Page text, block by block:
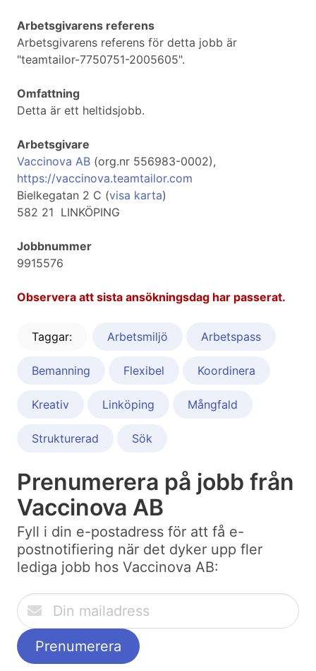
Arbetsgivarens referens
Arbetsgivarens referens för detta jobb är
"teamtailor-7750751-2005605".
Omfattning
Detta är ett heltidsjobb.
Arbetsgivare
Vaccinova AB (org.nr 556983-0002),
https://vaccinova.teamtailor.com
Bielkegatan 2 C (visa karta)
582 21 LINKÖPING
Jobbnummer
9915576
Observera att sista ansökningsdag har passerat.
Taggar: Arbetsmiljö Arbetspass
Bemanning Flexibel Koordinera
Kreativ Linköping Mångfald
Strukturerad Sök
Prenumerera på jobb från
Vaccinova AB
Fyll i din e-postadress för att få e-
postnotifiering när det dyker upp fler
lediga jobb hos Vaccinova AB: